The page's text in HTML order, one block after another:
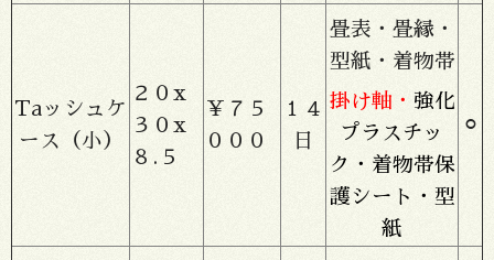
Taッシュケ
ース（小）
２０x
３０x
８.５
￥７５
０００
１４
日
畳表・畳縁・
型紙・着物帯
掛け軸・ 強化
プラスチッ
ク・着物帯保
護シート・型
紙
⚪︎